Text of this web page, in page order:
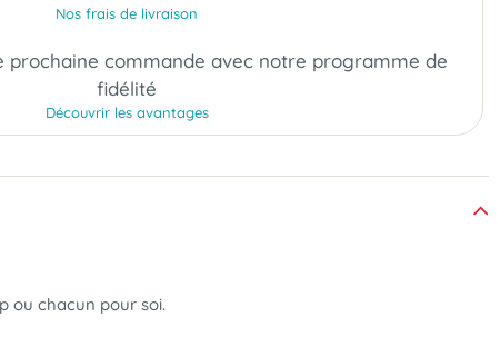
Nos frais de livraison
commande avec notre programme de
fidélité
Découvrir les avantages
ou chacun pour soi.